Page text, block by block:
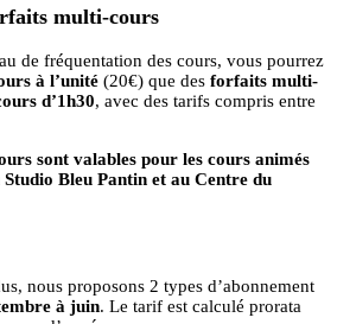
multi-cours
de fréquentation des cours, vous pourrez
à l’unité (20€) que des forfaits multi-
d’1h30, avec des tarifs compris entre
sont valables pour les cours animés
Bleu Pantin et au Centre du
nous proposons 2 types d’abonnement
à juin. Le tarif est calculé prorata